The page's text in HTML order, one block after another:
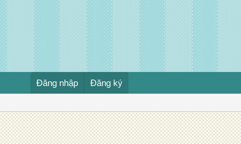
Đăng nhập Đăng ký